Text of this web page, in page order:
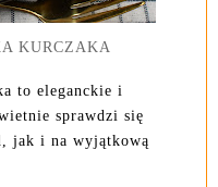
KURCZAKA
to eleganckie i
sprawdzi się
jak i na wyjątkową